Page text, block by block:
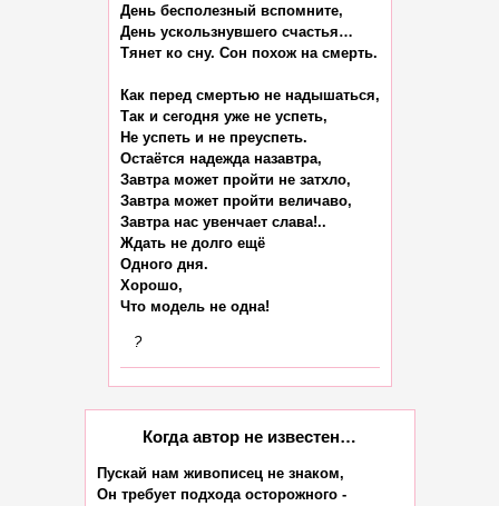
День бесполезный вспомните,
День ускользнувшего счастья…
Тянет ко сну. Сон похож на смерть.
Как перед смертью не надышаться,
Так и сегодня уже не успеть,
Не успеть и не преуспеть.
Остаётся надежда назавтра,
Завтра может пройти не затхло,
Завтра может пройти величаво,
Завтра нас увенчает слава!..
Ждать не долго ещё
Одного дня.
Хорошо,
?
Когда автор не известен…
Пускай нам живописец не знаком,
Он требует подхода осторожного -